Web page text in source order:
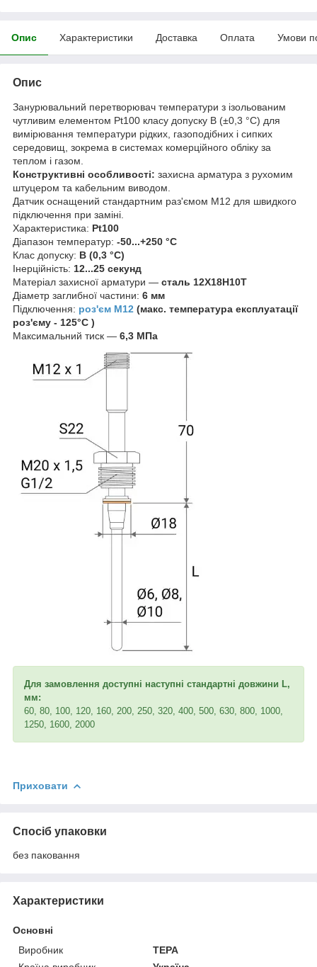
Опис Характеристики Доставка Оплата Умови
Опис
Занурювальний перетворювач температури з ізольованим
чутливим елементом Pt100 класу допуску B (±0,3 °C) для
вимірювання температури рідких, газоподібних і сипких
середовищ, зокрема в системах комерційного обліку за
теплом і газом.
Конструктивні особливості: захисна арматура з рухомим
штуцером та кабельним виводом.
Датчик оснащений стандартним раз'ємом M12 для швидкого
підключення при заміні.
Характеристика: Pt100
Діапазон температур: -50...+250 °C
Клас допуску: B (0,3 °С)
Інерційність: 12...25 секунд
Матеріал захисної арматури — сталь 12Х18Н10Т
Діаметр заглибної частини: 6 мм
Підключення: роз'єм M12 (макс. температура експлуатації
роз'єму - 125°C )
Максимальний тиск — 6,3 МПа
Для замовлення доступні наступні стандартні довжини L,
мм:
60, 80, 100, 120, 160, 200, 250, 320, 400, 500, 630, 800, 1000,
1250, 1600, 2000
Приховати
Спосіб упаковки
без паковання
Характеристики
Основні
Виробник
ТЕРА